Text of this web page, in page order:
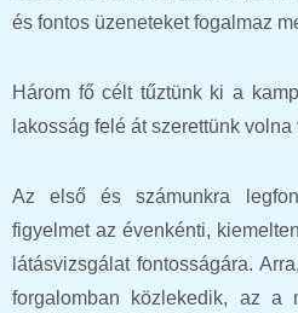
és fontos üzeneteket fogalmaz
Három fő célt tűztünk ki a
lakosság felé át szerettünk volna
Az első és számunkra
figyelmet az évenkénti,
látásvizsgálat fontosságára.
forgalomban közlekedik, az a